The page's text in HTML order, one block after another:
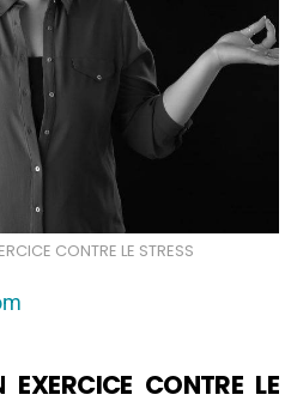
CONTRE LE STRESS
EXERCICE CONTRE LE